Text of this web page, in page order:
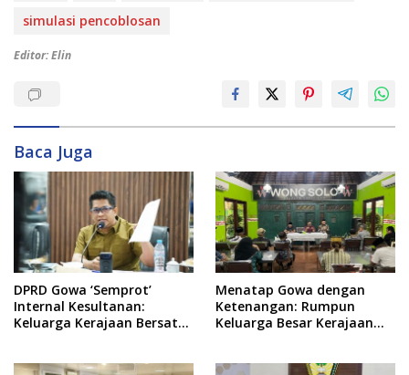
simulasi pencoblosan
Editor: Elin
Baca Juga
DPRD Gowa ‘Semprot’
Internal Kesultanan:
Keluarga Kerajaan Bersatu
Menatap Gowa dengan
Ketenangan: Rumpun
Keluarga Besar Kerajaan
Jalur Musyawarah,